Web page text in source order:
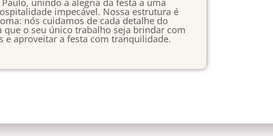
Paulo, unindo a alegria da festa a uma
impecável. Nossa estrutura é
nós cuidamos de cada detalhe do
que o seu único trabalho seja brindar com
e aproveitar a festa com tranquilidade.